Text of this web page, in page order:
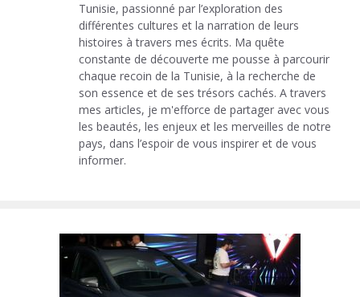
Tunisie, passionné par l’exploration des
différentes cultures et la narration de leurs
histoires à travers mes écrits. Ma quête
constante de découverte me pousse à parcourir
chaque recoin de la Tunisie, à la recherche de
son essence et de ses trésors cachés. A travers
mes articles, je m'efforce de partager avec vous
les beautés, les enjeux et les merveilles de notre
pays, dans l’espoir de vous inspirer et de vous
informer.